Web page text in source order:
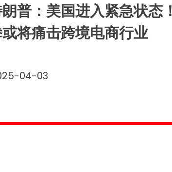
普：美国进入紧急状态！
将痛击跨境电商行业
04-03